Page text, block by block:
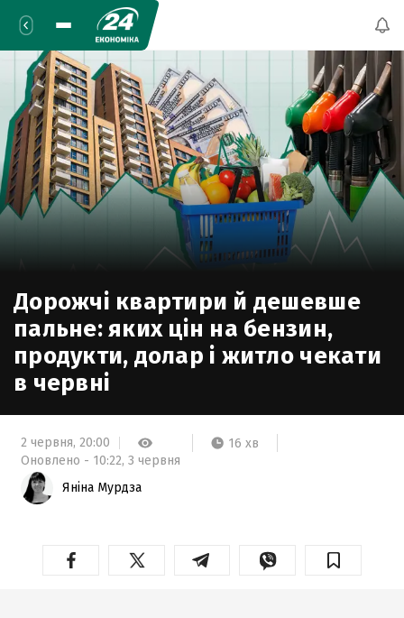
Дорожчі квартири й дешевше
пальне: яких цін на бензин,
продукти, долар і житло чекати
в червні
2 червня, 20:00
16 хв
Оновлено - 10:22, 3 червня
Яніна Мурдза